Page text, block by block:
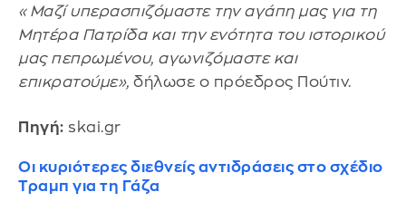
«Μαζί υπερασπιζόμαστε την αγάπη μας για τη
Μητέρα Πατρίδα και την ενότητα του ιστορικού
μας πεπρωμένου, αγωνιζόμαστε και
επικρατούμε», δήλωσε ο πρόεδρος Πούτιν.
Πηγή: skai.gr
Οι κυριότερες διεθνείς αντιδράσεις στο σχέδιο
Τραμπ για τη Γάζα